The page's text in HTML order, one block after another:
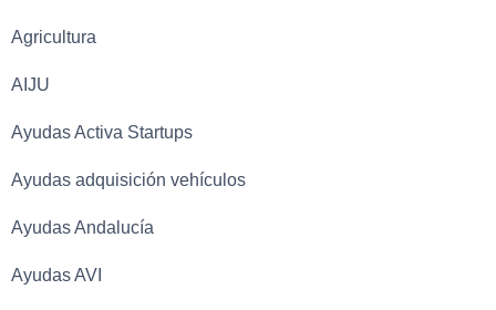
Agricultura
AIJU
Ayudas Activa Startups
Ayudas adquisición vehículos
Ayudas Andalucía
Ayudas AVI